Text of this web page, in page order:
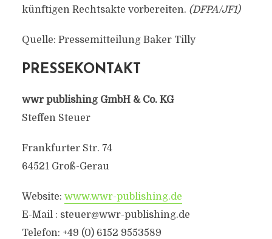
künftigen Rechtsakte vorbereiten. (DFPA/JF1)
Quelle: Pressemitteilung Baker Tilly
PRESSEKONTAKT
wwr publishing GmbH & Co. KG
Steffen Steuer
Frankfurter Str. 74
64521 Groß-Gerau
Website: www.wwr-publishing.de
E-Mail : steuer@wwr-publishing.de
Telefon: +49 (0) 6152 9553589